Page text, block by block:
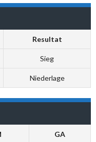
Resultat
Sieg
Niederlage
GA